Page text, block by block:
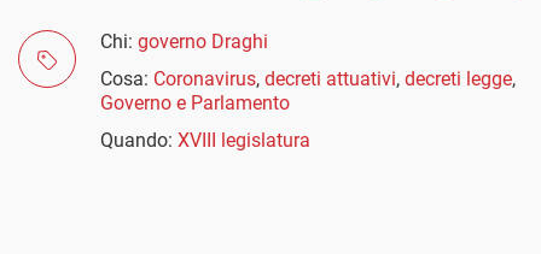
Chi: governo Draghi
Cosa: Coronavirus, decreti attuativi, decreti legge,
Governo e Parlamento
Quando: XVIII legislatura